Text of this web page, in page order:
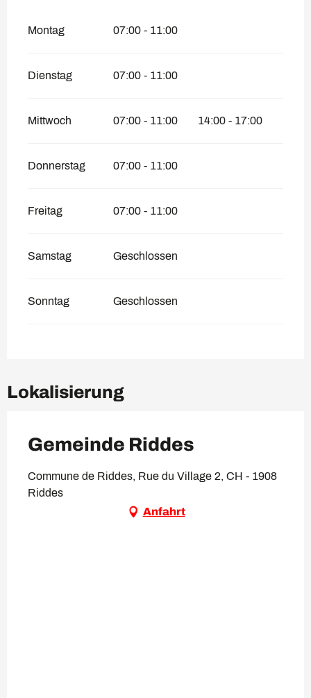
Montag 07:00 - 11:00
Dienstag 07:00 - 11:00
Mittwoch 07:00 - 11:00 14:00 - 17:00
Donnerstag 07:00 - 11:00
Freitag 07:00 - 11:00
Samstag Geschlossen
Sonntag Geschlossen
Lokalisierung
Gemeinde Riddes
Commune de Riddes, Rue du Village 2, CH - 1908
Riddes
Anfahrt